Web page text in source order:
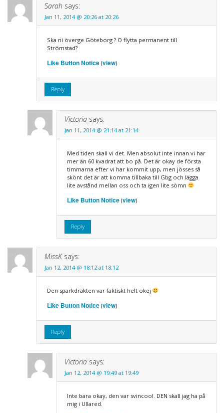
Sarah says:
Jan 11, 2014 @ 20:26 at 20:26
Ska ni överge Göteborg ? O flytta permanent till
Strömstad?
Like Button Notice(view)
Reply
Victoria says:
Jan 11, 2014 @ 21:14 at 21:14
Med tiden skall vi det. Men absolut inte innan vi har
mer än 60 kvadrat att bo på. Det är okay de första
timmarna efter vi har kommit upp, men jösses så
skönt det är att komma tillbaka till Gbg och lägga
lite avstånd mellan oss och ta igen lite sömn
Like Button Notice(view)
Reply
MissK says:
Jan 12, 2014 @ 18:12 at 18:12
Den sparkdräkten var faktiskt helt okej
Like Button Notice(view)
Reply
Victoria says:
Jan 12, 2014 @ 19:49 at 19:49
Inte bara okay, den var svincool. DEN skall jag ha på
mig i Ullared.